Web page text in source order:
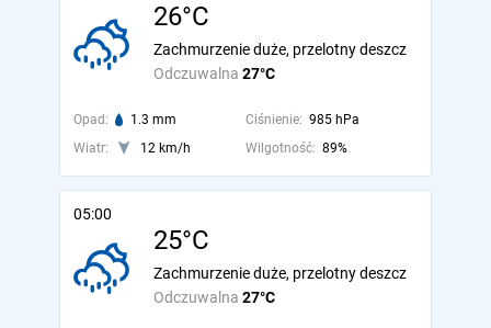
26°C
Odczuwalna 27°C
Zachmurzenie duże, przelotny deszcz
Opad: 1.3 mm Ciśnienie: 985 hPa
Wiatr:
12 km/h Wilgotność: 89%
05:00
25°C
Odczuwalna 27°C
Zachmurzenie duże, przelotny deszcz